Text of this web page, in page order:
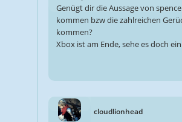
Genügt dir die Aussage von
kommen bzw die zahlreichen
kommen?
Xbox ist am Ende, sehe es doch
cloudlionhead